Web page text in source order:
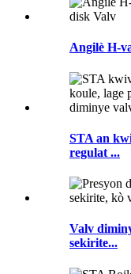
Angilè H-
STA an
regulat ...
Valv
sekirite...